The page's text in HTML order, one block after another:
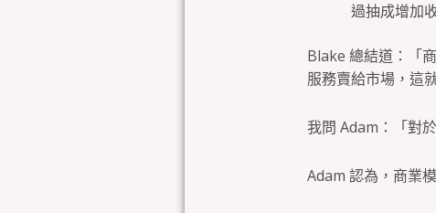
過抽成增加
Blake 總結道：「
服務賣給市場，這
我問 Adam：「對
Adam 認為，商業